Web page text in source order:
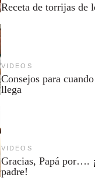
Receta de torrijas de
VIDEOS
Consejos para
llega
VIDEOS
Gracias, Papá por….
padre!